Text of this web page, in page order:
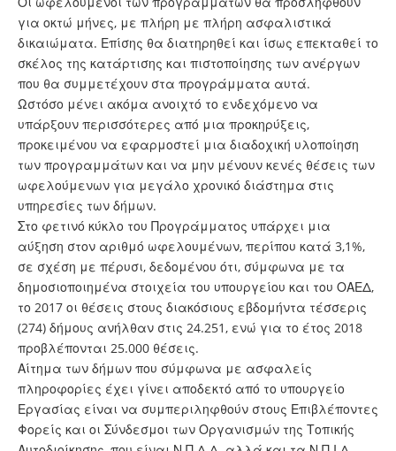
για οκτώ μήνες, με πλήρη με πλήρη ασφαλιστικά
δικαιώματα. Επίσης θα διατηρηθεί και ίσως επεκταθεί το
σκέλος της κατάρτισης και πιστοποίησης των ανέργων
που θα συμμετέχουν στα προγράμματα αυτά.
Ωστόσο μένει ακόμα ανοιχτό το ενδεχόμενο να
υπάρξουν περισσότερες από μια προκηρύξεις,
προκειμένου να εφαρμοστεί μια διαδοχική υλοποίηση
των προγραμμάτων και να μην μένουν κενές θέσεις των
ωφελούμενων για μεγάλο χρονικό διάστημα στις
υπηρεσίες των δήμων.
Στο φετινό κύκλο του Προγράμματος υπάρχει μια
αύξηση στον αριθμό ωφελουμένων, περίπου κατά 3,1%,
σε σχέση με πέρυσι, δεδομένου ότι, σύμφωνα με τα
δημοσιοποιημένα στοιχεία του υπουργείου και του ΟΑΕΔ,
το 2017 οι θέσεις στους διακόσιους εβδομήντα τέσσερις
(274) δήμους ανήλθαν στις 24.251, ενώ για το έτος 2018
προβλέπονται 25.000 θέσεις.
Αίτημα των δήμων που σύμφωνα με ασφαλείς
πληροφορίες έχει γίνει αποδεκτό από το υπουργείο
Εργασίας είναι να συμπεριληφθούν στους Επιβλέποντες
Φορείς και οι Σύνδεσμοι των Οργανισμών της Τοπικής